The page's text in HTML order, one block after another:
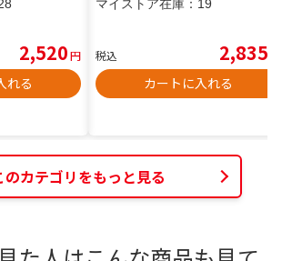
2,520円
れる
マイストア在庫： 19
税込 2,835
カートに入れる
のカテゴリをもっと見る